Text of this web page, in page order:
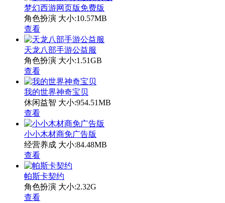
梦幻西游网页版免费版
角色扮演 大小:10.57MB
查看
天龙八部手游公益服
角色扮演 大小:1.51GB
查看
我的世界神奇宝贝
休闲益智 大小:954.51MB
查看
小小木材商免广告版
经营养成 大小:84.48MB
查看
帕斯卡契约
角色扮演 大小:2.32G
查看